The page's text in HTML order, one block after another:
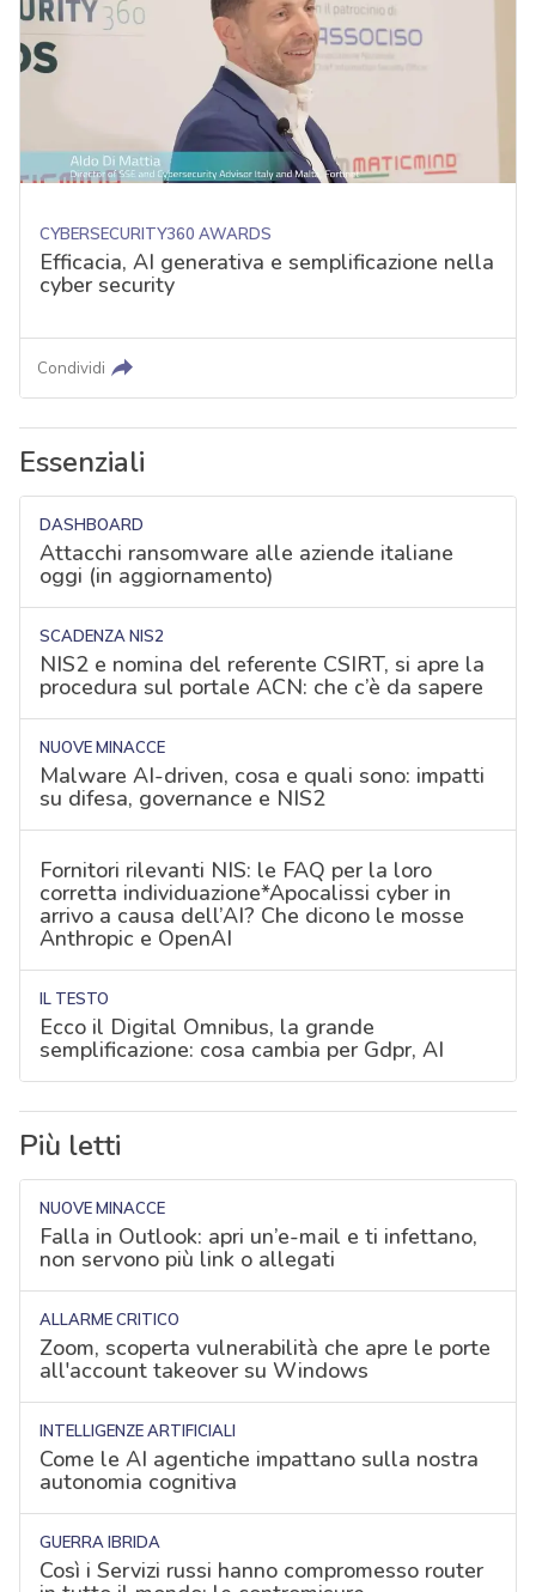
CYBERSECURITY360 AWARDS
Efficacia, AI generativa e semplificazione nella
cyber security
Condividi
Essenziali
DASHBOARD
Attacchi ransomware alle aziende italiane
oggi (in aggiornamento)
SCADENZA NIS2
NIS2 e nomina del referente CSIRT, si apre la
procedura sul portale ACN: che c’è da sapere
NUOVE MINACCE
Malware AI-driven, cosa e quali sono: impatti
su difesa, governance e NIS2
Fornitori rilevanti NIS: le FAQ per la loro
corretta individuazione*Apocalissi cyber in
arrivo a causa dell’AI? Che dicono le mosse
Anthropic e OpenAI
IL TESTO
Ecco il Digital Omnibus, la grande
semplificazione: cosa cambia per Gdpr, AI
Più letti
NUOVE MINACCE
Falla in Outlook: apri un’e-mail e ti infettano,
non servono più link o allegati
ALLARME CRITICO
Zoom, scoperta vulnerabilità che apre le porte
all'account takeover su Windows
INTELLIGENZE ARTIFICIALI
Come le AI agentiche impattano sulla nostra
autonomia cognitiva
GUERRA IBRIDA
Così i Servizi russi hanno compromesso router